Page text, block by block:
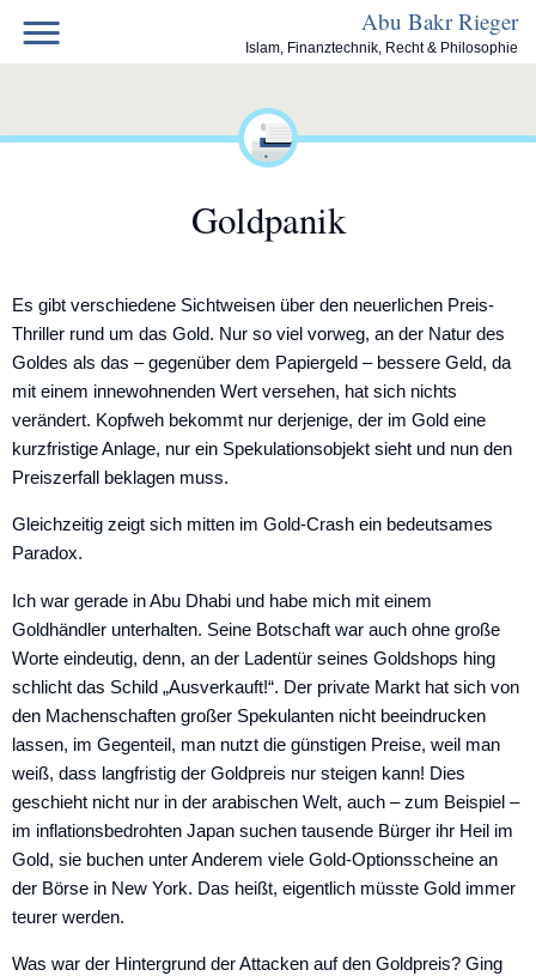
content
Abu Bakr Rieger
Islam, Finanztechnik, Recht & Philosophie
Goldpanik
Es gibt verschiedene Sichtweisen über den neuerlichen Preis-
Thriller rund um das Gold. Nur so viel vorweg, an der Natur des
Goldes als das – gegenüber dem Papiergeld – bessere Geld, da
mit einem innewohnenden Wert versehen, hat sich nichts
verändert. Kopfweh bekommt nur derjenige, der im Gold eine
kurzfristige Anlage, nur ein Spekulationsobjekt sieht und nun den
Preiszerfall beklagen muss.
Gleichzeitig zeigt sich mitten im Gold-Crash ein bedeutsames
Paradox.
Ich war gerade in Abu Dhabi und habe mich mit einem
Goldhändler unterhalten. Seine Botschaft war auch ohne große
Worte eindeutig, denn, an der Ladentür seines Goldshops hing
schlicht das Schild „Ausverkauft!“. Der private Markt hat sich von
den Machenschaften großer Spekulanten nicht beeindrucken
lassen, im Gegenteil, man nutzt die günstigen Preise, weil man
weiß, dass langfristig der Goldpreis nur steigen kann! Dies
geschieht nicht nur in der arabischen Welt, auch – zum Beispiel –
im inflationsbedrohten Japan suchen tausende Bürger ihr Heil im
Gold, sie buchen unter Anderem viele Gold-Optionsscheine an
der Börse in New York. Das heißt, eigentlich müsste Gold immer
teurer werden.
Was war der Hintergrund der Attacken auf den Goldpreis? Ging